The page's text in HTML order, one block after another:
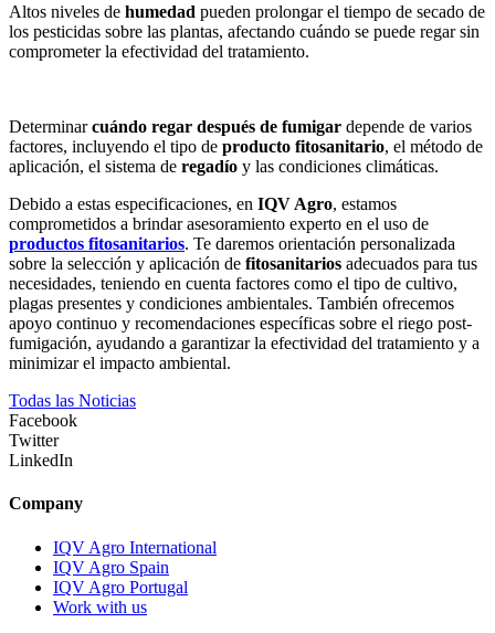
Altos niveles de humedad pueden prolongar el tiempo de secado de
los pesticidas sobre las plantas, afectando cuándo se puede regar sin
comprometer la efectividad del tratamiento.
Determinarcuándo regar después de fumigar depende de varios
factores, incluyendo el tipo de producto fitosanitario, el método de
aplicación, el sistema de regadío y las condiciones climáticas.
Debido a estas especificaciones, en IQV Agro, estamos
comprometidos a brindar asesoramiento experto en el uso de
productos fitosanitarios. Te daremos orientación personalizada
sobre la selección y aplicación de fitosanitarios adecuados para tus
necesidades, teniendo en cuenta factores como el tipo de cultivo,
plagas presentes y condiciones ambientales. También ofrecemos
apoyo continuo y recomendaciones específicas sobre el riego post-
fumigación, ayudando a garantizar la efectividad del tratamiento y a
minimizar el impacto ambiental.
Todas las Noticias
Facebook
Twitter
LinkedIn
Company
IQV Agro International
IQV Agro Spain
IQV Agro Portugal
Work with us